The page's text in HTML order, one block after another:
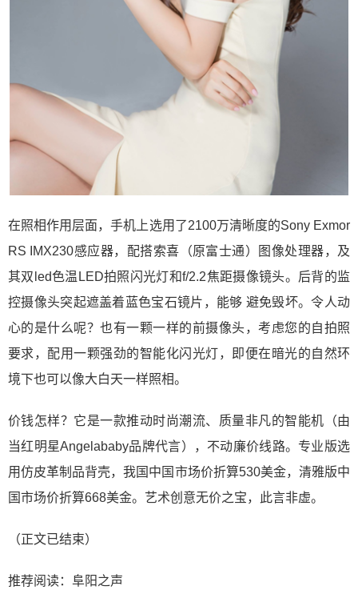
在照相作用层面，手机上选用了2100万清晰度的Sony Exmor
RS IMX230感应器，配搭索喜（原富士通）图像处理器，及
其双led色温LED拍照闪光灯和f/2.2焦距摄像镜头。后背的监
控摄像头突起遮盖着蓝色宝石镜片，能够 避免毁坏。令人动
心的是什么呢？也有一颗一样的前摄像头，考虑您的自拍照
要求，配用一颗强劲的智能化闪光灯，即便在暗光的自然环
境下也可以像大白天一样照相。
价钱怎样？它是一款推动时尚潮流、质量非凡的智能机（由
当红明星Angelababy品牌代言），不动廉价线路。专业版选
用仿皮革制品背壳，我国中国市场价折算530美金，清雅版中
国市场价折算668美金。艺术创意无价之宝，此言非虚。
（正文已结束）
推荐阅读： 阜阳之声